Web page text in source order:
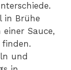
in Brühe
Sauce,
finden.
und